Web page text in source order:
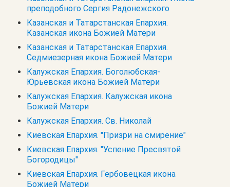
преподобного Сергия Радонежского
Казанская и Татарстанская Епархия.
Казанская икона Божией Матери
Казанская и Татарстанская Епархия.
Седмиезерная икона Божией Матери
Калужская Епархия. Боголюбская-
Юрьевская икона Божией Матери
Калужская Епархия. Калужская икона
Божией Матери
Калужская Епархия. Св. Николай
Киевская Епархия. "Призри на смирение"
Киевская Епархия. "Успение Пресвятой
Богородицы"
Киевская Епархия. Гербовецкая икона
Божией Матери